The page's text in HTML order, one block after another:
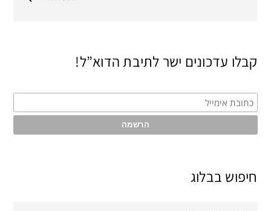
קבלו עדכונים ישר לתיבת הדוא”ל!
חיפוש בבלוג